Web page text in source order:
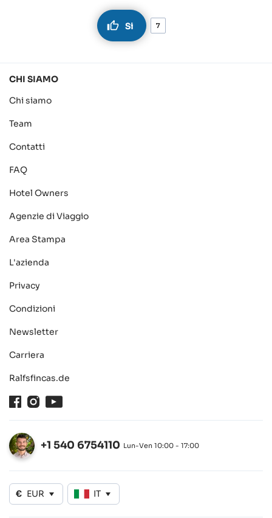
Si 7
CHI SIAMO
Chi siamo
Team
Contatti
FAQ
Hotel Owners
Agenzie di Viaggio
Area Stampa
L'azienda
Privacy
Condizioni
Newsletter
Carriera
Ralfsfincas.de
FacebookInstagram
Aperto
+1 540 6754110 Lun-Ven 10:00 - 17:00
€ EUR IT